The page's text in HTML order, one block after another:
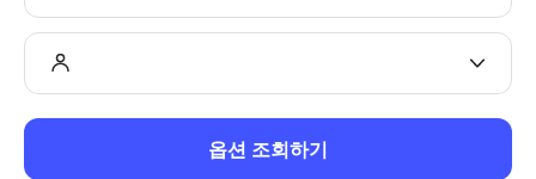
옵션 조회하기